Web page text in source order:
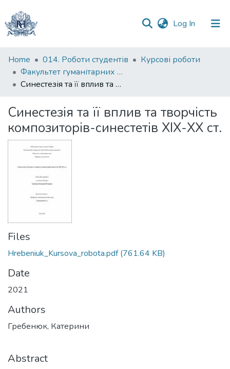
Log In (current)
Communities
&
Collections
Statistics
Home 014. Роботи студентів
Курсові роботи
Факультет гуманітарних наук
Синестезія та її вплив та творчість композиторів-синестетів ХІХ-ХХ ст.
Синестезія та її вплив та творчість
композиторів-синестетів ХІХ-ХХ ст.
Files
Hrebeniuk_Kursova_robota.pdf(761.64 KB)
Date
2021
Authors
Гребенюк, Катерини
Abstract